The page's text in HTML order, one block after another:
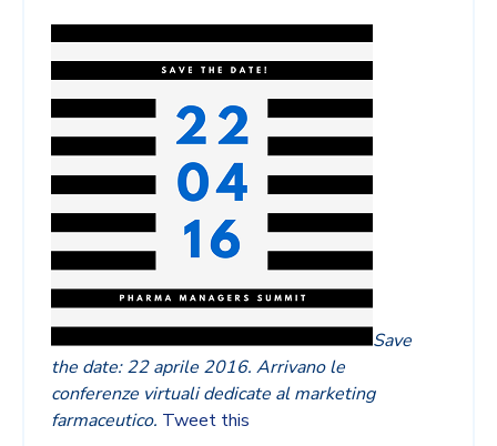
Save
the date: 22 aprile 2016. Arrivano le
conferenze virtuali dedicate al marketing
farmaceutico. Tweet this